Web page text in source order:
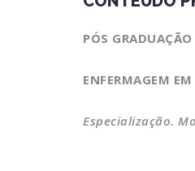
PÓS
ENFERMAGEM
Especialização.